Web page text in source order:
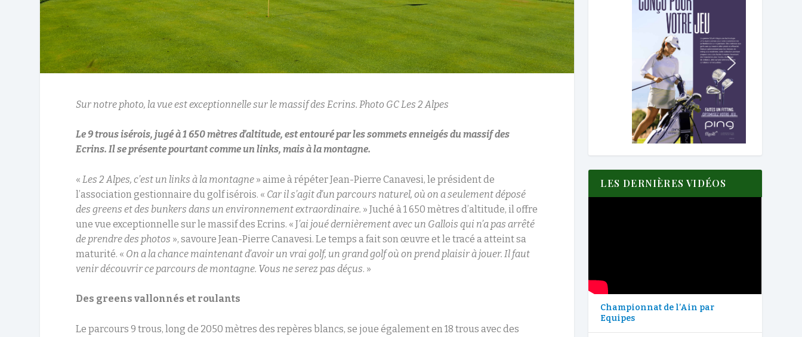
Sur notre photo, la vue est exceptionnelle sur le massif des Ecrins. Photo GC Les 2 Alpes
Le 9 trous isérois, jugé à 1 650 mètres d’altitude, est entouré par les sommets enneigés du massif des
Ecrins. Il se présente pourtant comme un links, mais à la montagne.
« Les 2 Alpes, c’est un links à la montagne » aime à répéter Jean-Pierre Canavesi, le président de
l’association gestionnaire du golf isérois. « Car il s’agit d’un parcours naturel, où on a seulement déposé
des greens et des bunkers dans un environnement extraordinaire. » Juché à 1 650 mètres d’altitude, il offre
une vue exceptionnelle sur le massif des Ecrins. « J’ai joué dernièrement avec un Gallois qui n’a pas arrêté
de prendre des photos », savoure Jean-Pierre Canavesi. Le temps a fait son œuvre et le tracé a atteint sa
maturité. « On a la chance maintenant d’avoir un vrai golf, un grand golf où on prend plaisir à jouer. Il faut
venir découvrir ce parcours de montagne. Vous ne serez pas déçus. »
Des greens vallonnés et roulants
Le parcours 9 trous, long de 2050 mètres des repères blancs, se joue également en 18 trous avec des
LES DERNIÈRES VIDÉOS
Championnat de l’Ain par
Equipes